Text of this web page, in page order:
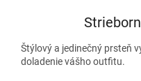
Štýlový a jedinečný prsteň
doladenie vášho outfitu.